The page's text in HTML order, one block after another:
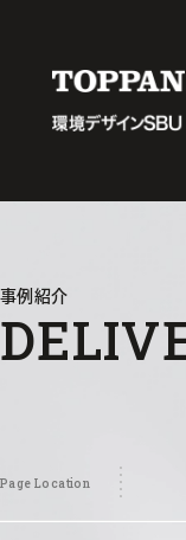
事例紹介
Page Location